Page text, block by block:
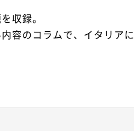
収録。
容のコラムで、イタリアに